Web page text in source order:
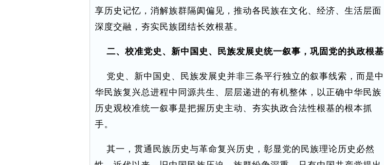
享历史记忆，消解族群隔阂偏见，推动各民族在文化、经济、生活层面
深度交融，夯实民族团结长效根基。
二、校准党史、新中国史、民族发展史统一叙事，巩固党的执政根基
党史、新中国史、民族发展史并非三条平行独立的叙事线索，而是中
华民族复兴总进程中同源共生、层层递进的有机整体，以正确中华民族
历史观校准统一叙事是把握历史主动、夯实执政合法性根基的根本抓
手。
其一，贯通民族历史与革命复兴历史，彰显党的民族理论历史必然